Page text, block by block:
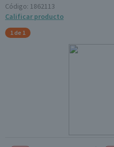
Código: 1862113
Calificar producto
1 de 1